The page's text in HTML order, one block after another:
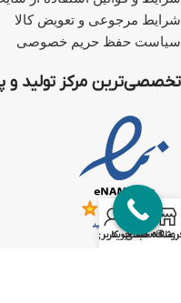
شرایط مرجوعی و تعویض کالا
سیاست حفظ حریم خصوصی
تخصصی‌ترین مرکز تولید
علاقه مندی
0
سبد خرید
حساب کاربری من